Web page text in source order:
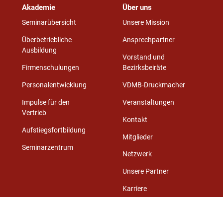
Akademie
Seminarübersicht
Überbetriebliche
Ausbildung
Firmenschulungen
Personalentwicklung
Impulse für den
Vertrieb
Aufstiegsfortbildung
Seminarzentrum
Über uns
Unsere Mission
Ansprechpartner
Vorstand und
Bezirksbeiräte
VDMB-Druckmacher
Veranstaltungen
Kontakt
Mitglieder
Netzwerk
Unsere Partner
Karriere